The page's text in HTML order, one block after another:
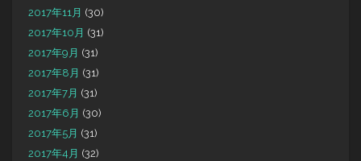
2017年11月 (30)
2017年10月 (31)
2017年9月 (31)
2017年8月 (31)
2017年7月 (31)
2017年6月 (30)
2017年5月 (31)
2017年4月 (32)